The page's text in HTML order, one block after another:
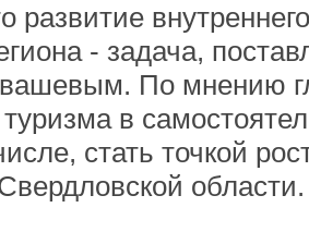
развитие
- задача,
По мнению
в
стать точкой
области.